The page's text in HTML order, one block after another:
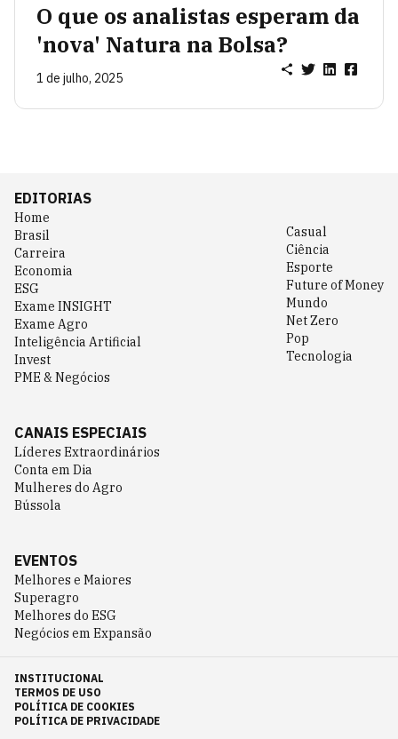
O que os analistas esperam da
'nova' Natura na Bolsa?
1 de julho, 2025
EDITORIAS
Home
Brasil
Carreira
Economia
ESG
Exame INSIGHT
Exame Agro
Inteligência Artificial
Invest
PME & Negócios
Casual
Ciência
Esporte
Future of Money
Mundo
Net Zero
Pop
Tecnologia
CANAIS ESPECIAIS
Líderes Extraordinários
Conta em Dia
Mulheres do Agro
Bússola
EVENTOS
Melhores e Maiores
Superagro
Melhores do ESG
Negócios em Expansão
INSTITUCIONAL
TERMOS DE USO
POLÍTICA DE COOKIES
POLÍTICA DE PRIVACIDADE